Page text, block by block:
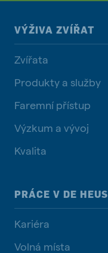
VÝŽIVA ZVÍŘAT
Zvířata
Produkty a služby
Faremní přístup
Výzkum a vývoj
Kvalita
PRÁCE V DE HEUS
Kariéra
Volná místa